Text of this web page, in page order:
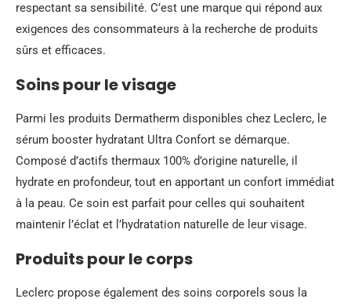
respectant sa sensibilité. C’est une marque qui répond aux
exigences des consommateurs à la recherche de produits
sûrs et efficaces.
Soins pour le visage
Parmi les produits Dermatherm disponibles chez Leclerc, le
sérum booster hydratant Ultra Confort se démarque.
Composé d’actifs thermaux 100% d’origine naturelle, il
hydrate en profondeur, tout en apportant un confort immédiat
à la peau. Ce soin est parfait pour celles qui souhaitent
maintenir l’éclat et l’hydratation naturelle de leur visage.
Produits pour le corps
Leclerc propose également des soins corporels sous la